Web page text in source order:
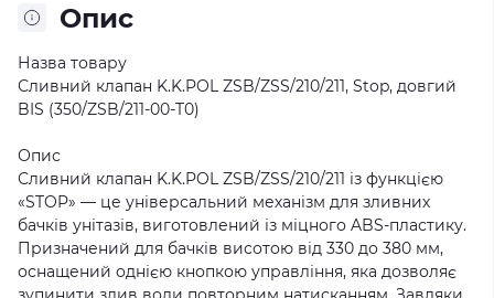
Опис
Назва товару
Сливний клапан K.K.POL ZSB/ZSS/210/211, Stop, довгий
BIS (350/ZSB/211-00-T0)
Опис
Сливний клапан K.K.POL ZSB/ZSS/210/211 із функцією
«STOP» — це універсальний механізм для зливних
бачків унітазів, виготовлений із міцного ABS-пластику.
Призначений для бачків висотою від 330 до 380 мм,
оснащений однією кнопкою управління, яка дозволяє